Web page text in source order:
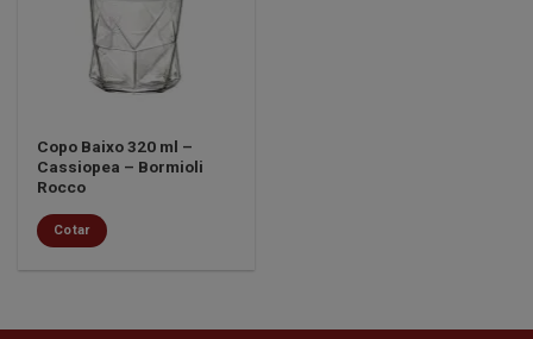
lista de
desejos
Copo Baixo 320 ml –
Cassiopea – Bormioli
Rocco
Cotar